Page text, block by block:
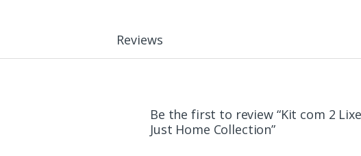
Reviews
Be the first to review “Kit com 2
Just Home Collection”